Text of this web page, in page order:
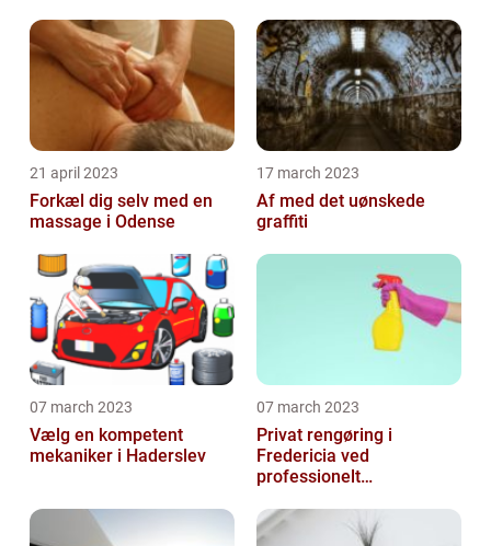
21 april 2023
Forkæl dig selv med en
massage i Odense
17 march 2023
Af med det uønskede
graffiti
07 march 2023
Vælg en kompetent
mekaniker i Haderslev
07 march 2023
Privat rengøring i
Fredericia ved
professionelt